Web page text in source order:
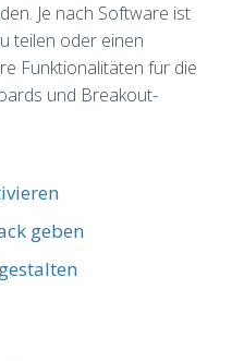
Je nach Software ist
teilen oder einen
Funktionalitäten für die
und Breakout-
geben